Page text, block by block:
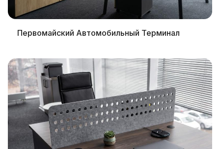
Первомайский Автомобильный Терминал